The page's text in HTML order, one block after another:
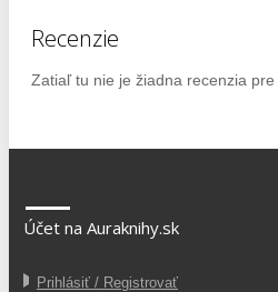
Recenzie
Zatiaľ tu nie je žiadna recenzia pre
Účet na Auraknihy.sk
Prihlásiť / Registrovať